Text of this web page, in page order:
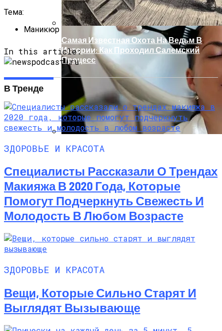
Лунный Календарь Окрашивания
Самая Известная Охота На Ведьм В
Истории: Как Проходил Салемский
Процесс
Тема:
Маникюр
In this article:
В Тренде
ЗДОРОВЬЕ И КРАСОТА
Специалисты Рассказали О Трендах
Макияжа В 2020 Года, Которые
Помогут Подчеркнуть Свежесть И
Молодость В Любом Возрасте
ЗДОРОВЬЕ И КРАСОТА
Вещи, Которые Сильно Старят И
Выглядят Вызывающе